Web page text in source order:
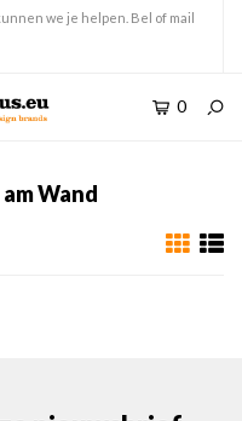
we je helpen. Bel of mail
0
Wand